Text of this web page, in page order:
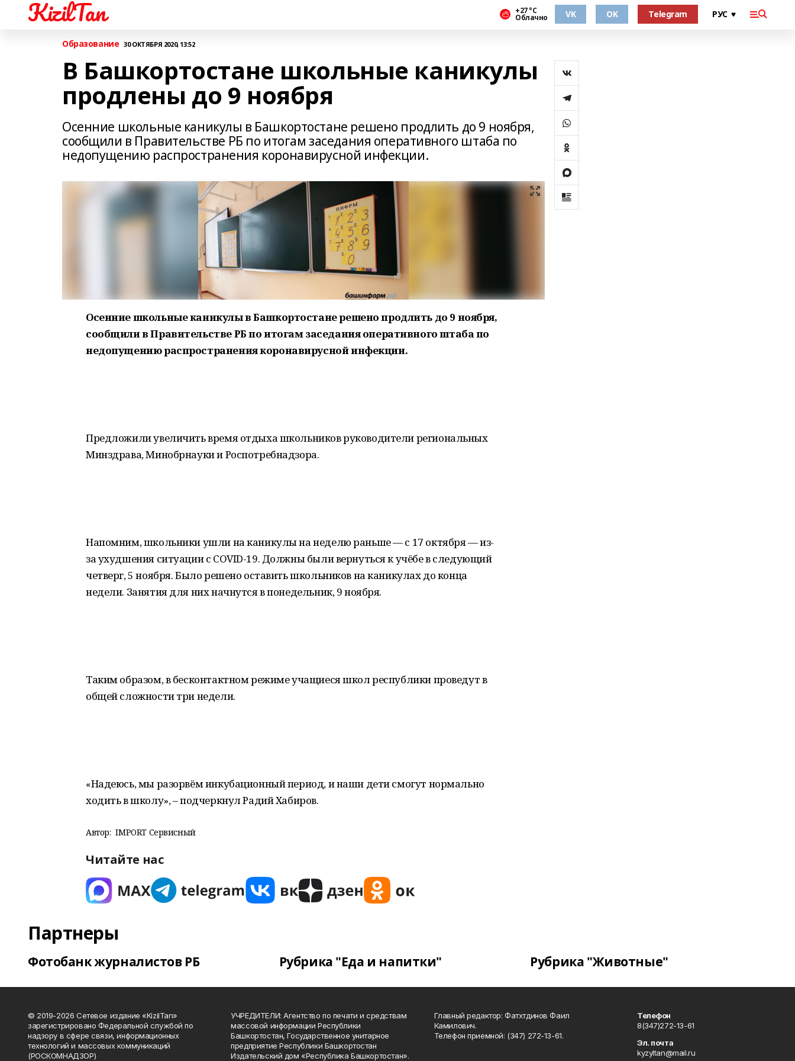
KizilTan +27 °С
Облачно VK OK Telegram
Образование 30 ОКТЯБРЯ 2020, 13:52
В Башкортостане школьные каникулы
продлены до 9 ноября
Осенние школьные каникулы в Башкортостане решено продлить до 9 ноября,
сообщили в Правительстве РБ по итогам заседания оперативного штаба по
недопущению распространения коронавирусной инфекции.
Осенние школьные каникулы в Башкортостане решено продлить до 9 ноября,
сообщили в Правительстве РБ по итогам заседания оперативного штаба по
недопущению распространения коронавирусной инфекции.
Предложили увеличить время отдыха школьников руководители региональных
Минздрава, Минобрнауки и Роспотребнадзора.
Напомним, школьники ушли на каникулы на неделю раньше — с 17 октября — из-
за ухудшения ситуации с СOVID-19. Должны были вернуться к учёбе в следующий
четверг, 5 ноября. Было решено оставить школьников на каникулах до конца
недели. Занятия для них начнутся в понедельник, 9 ноября.
Таким образом, в бесконтактном режиме учащиеся школ республики проведут в
общей сложности три недели.
«Надеюсь, мы разорвём инкубационный период, и наши дети смогут нормально
ходить в школу», – подчеркнул Радий Хабиров.
Автор: IMPORT Сервисный
Читайте нас
Партнеры
Фотобанк журналистов РБ Рубрика "Еда и напитки" Рубрика "Животные"
© 2019-2026 Сетевое издание «KizilTan»
зарегистрировано Федеральной службой по
надзору в сфере связи, информационных
технологий и массовых коммуникаций
(РОСКОМНАДЗОР)
УЧРЕДИТЕЛИ: Агентство по печати и средствам
массовой информации Республики
Башкортостан, Государственное унитарное
предприятие Республики Башкортостан
Издательский дом «Республика Башкортостан».
Главный редактор: Фатхтдинов Фаил
Камилович.
Телефон приемной: (347) 272-13-61.
Телефон
8(347)272-13-61
Эл. почта
kyzyltan@mail.ru